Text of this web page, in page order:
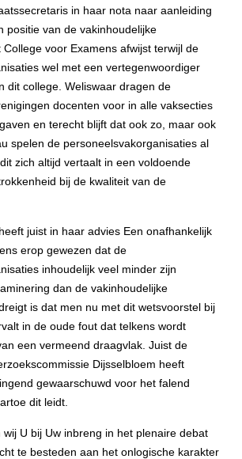
in haar nota naar aanleiding
positie van de vakinhoudelijke
voor Examens afwijst terwijl de
wel met een vertegenwoordiger
dit college. Weliswaar dragen de
docenten voor in alle vaksecties
en terecht blijft dat ook zo, maar ook
spelen de personeelsvakorganisaties al
zich altijd vertaalt in een voldoende
bij de kwaliteit van de
juist in haar advies Een onafhankelijk
erop gewezen dat de
inhoudelijk veel minder zijn
dan de vakinhoudelijke
is dat men nu met dit wetsvoorstel bij
in de oude fout dat telkens wordt
een vermeend draagvlak. Juist de
Dijsselbloem heeft
gewaarschuwd voor het falend
dit leidt.
U bij Uw inbreng in het plenaire debat
te besteden aan het onlogische karakter